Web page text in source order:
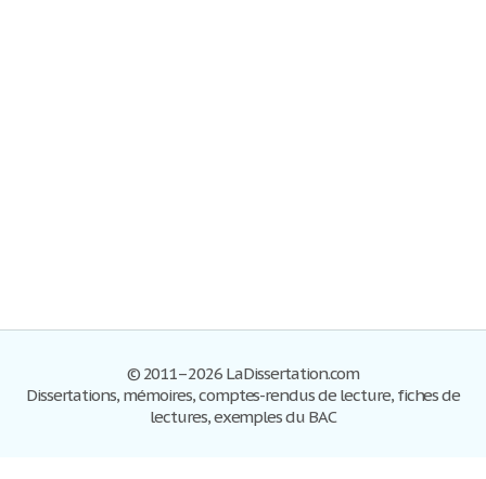
© 2011–2026 LaDissertation.com
Dissertations, mémoires, comptes-rendus de lecture, fiches de
lectures, exemples du BAC